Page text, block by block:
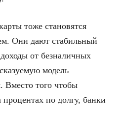
тоже становятся
Они дают стабильный
от безналичных
модель
Вместо того чтобы
процентах по долгу, банки